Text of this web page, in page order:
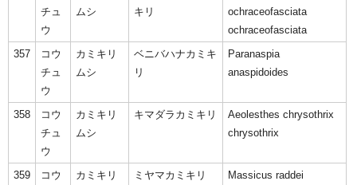
チュ
ウ
ムシ
キリ
ochraceofasciata
ochraceofasciata
357
コウ
チュ
ウ
カミキリ
ムシ
ベニバハナカミキ
リ
Paranaspia
anaspidoides
358
コウ
チュ
ウ
カミキリ
ムシ
キマダラカミキリ
Aeolesthes chrysothrix
chrysothrix
359
コウ
カミキリ
ミヤマカミキリ Massicus raddei